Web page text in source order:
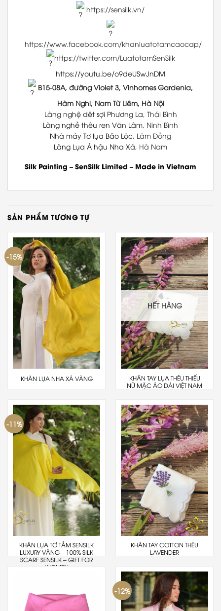
https://sensilk.vn/
https://www.facebook.com/khanluatotamcaocap/
https://twitter.com/LuatotamSenSilk
https://youtu.be/o9deUSwJnDM
B15-08A, đường Violet 3, Vinhomes Gardenia,
Hàm Nghi, Nam Từ Liêm, Hà Nội
Làng nghệ dệt sợi Phương La, Thái Bình
Làng nghề thêu ren Văn Lâm, Ninh Bình
Nhà máy Tơ lụa Bảo Lộc, Lâm Đồng
Làng Lụa Á hậu Nha Xá, Hà Nam
Silk Painting –SenSilk Limited – Made in Vietnam
SẢN PHẨM TƯƠNG TỰ
-15%
KHĂN LỤA NHA XÁ VÀNG
HẾT HÀNG
KHĂN TAY LỤA THÊU THIẾU
NỮ MẶC ÁO DÀI VIỆT NAM
-11%
KHĂN LỤA TƠ TẰM SENSILK
LUXURY VÀNG – 100% SILK
SCARF SENSILK – GIFT FOR
WOMEN
KHĂN TAY COTTON THÊU
LAVENDER
-12%